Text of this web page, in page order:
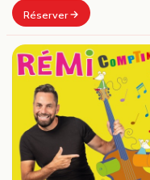
Réserver